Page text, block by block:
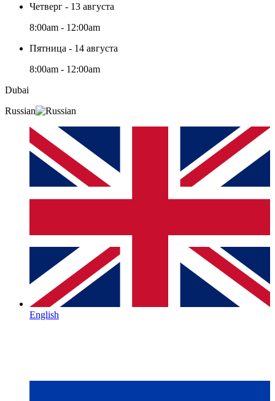
Четверг - 13 августа
8:00am - 12:00am
Пятница - 14 августа
8:00am - 12:00am
Dubai
Russian
English